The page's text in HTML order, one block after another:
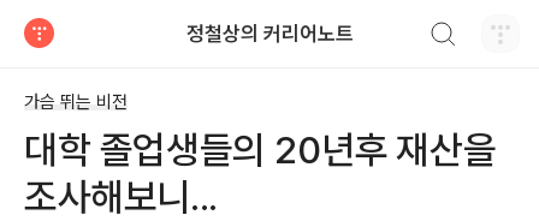
정철상의 커리어노트
가슴 뛰는 비전
대학 졸업생들의 20년후 재산을
조사해보니...